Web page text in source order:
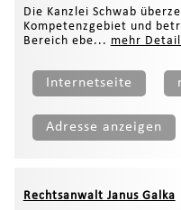
Die Kanzlei Schwab
Kompetenzgebiet und
Bereich ebe... mehr
Internetseite
Adresse anzeigen
Rechtsanwalt Janus Galka